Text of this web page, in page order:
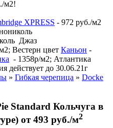
м2!
XPRESS - 972 руб./м2
Джаз
Вестерн цвет Каньон -
- 1358р/м2; Атлантика
действует до 30.06.21г
» Гибкая черепица » Docke
Standard Кольчуга в
от 493 руб./м2